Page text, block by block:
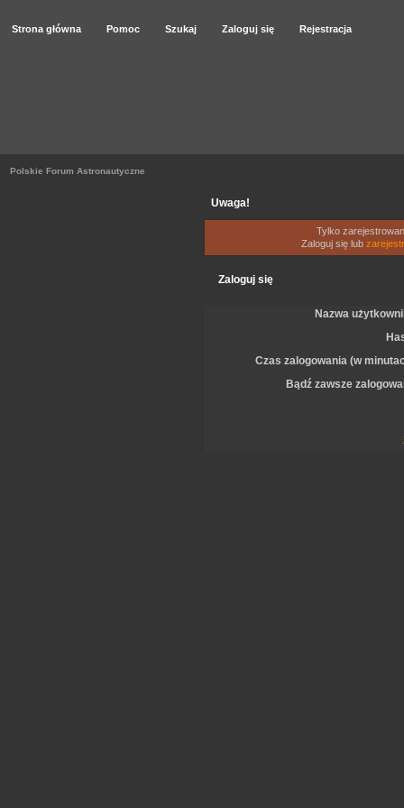
Strona główna Pomoc Szukaj Zaloguj się Rejestracja
Polskie Forum Astronautyczne
Uwaga!
Tylko
Zaloguj się lub
Zaloguj się
Nazwa
Czas zalogowania (w
Bądź zawsze